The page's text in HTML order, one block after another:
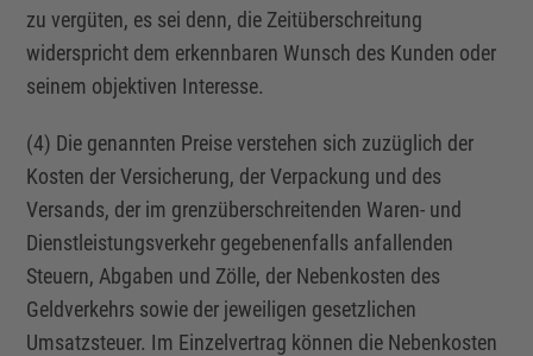
zu vergüten, es sei denn, die Zeitüberschreitung
widerspricht dem erkennbaren Wunsch des Kunden oder
seinem objektiven Interesse.
(4) Die genannten Preise verstehen sich zuzüglich der
Kosten der Versicherung, der Verpackung und des
Versands, der im grenzüberschreitenden Waren- und
Dienstleistungsverkehr gegebenenfalls anfallenden
Steuern, Abgaben und Zölle, der Nebenkosten des
Geldverkehrs sowie der jeweiligen gesetzlichen
Umsatzsteuer. Im Einzelvertrag können die Nebenkosten